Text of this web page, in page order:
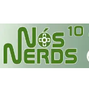
para
conteúdo